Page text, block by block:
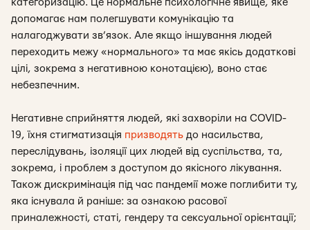
категоризацію. Це нормальне психологічне явище, яке
допомагає нам полегшувати комунікацію та
налагоджувати зв’язок. Але якщо іншування людей
переходить межу «нормального» та має якісь додаткові
цілі, зокрема з негативною конотацією), воно стає
небезпечним.
Негативне сприйняття людей, які захворіли на COVID-
19, їхня стигматизація призводять до насильства,
переслідувань, ізоляції цих людей від суспільства, та,
зокрема, і проблем з доступом до якісного лікування.
Також дискримінація під час пандемії може поглибити ту,
яка існувала й раніше: за ознакою расової
приналежності, статі, гендеру та сексуальної орієнтації;